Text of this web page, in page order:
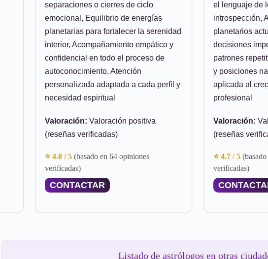
separaciones o cierres de ciclo
emocional, Equilibrio de energías
planetarias para fortalecer la serenidad
interior, Acompañamiento empático y
confidencial en todo el proceso de
autoconocimiento, Atención
personalizada adaptada a cada perfil y
necesidad espiritual
Valoración: Valoración positiva
(reseñas verificadas)
⭐ 4.8 / 5 (basado en 64 opiniones
verificadas)
CONTACTAR
el lenguaje de
introspección,
planetarios
decisiones
patrones
y posiciones
aplicada al
profesional
Valoración:
(reseñas
⭐ 4.7 / 5
verificadas)
Listado de astrólogos en otras